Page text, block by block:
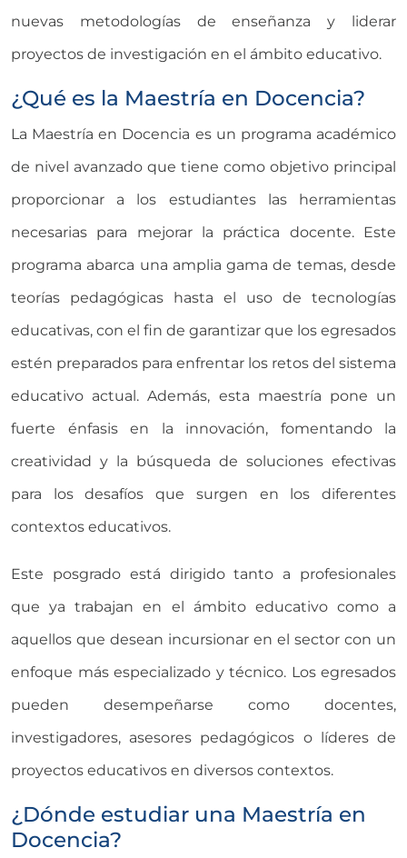
nuevas metodologías de enseñanza y liderar
proyectos de investigación en el ámbito educativo.
¿Qué es la Maestría en Docencia?
La Maestría en Docencia es un programa académico
de nivel avanzado que tiene como objetivo principal
proporcionar a los estudiantes las herramientas
necesarias para mejorar la práctica docente. Este
programa abarca una amplia gama de temas, desde
teorías pedagógicas hasta el uso de tecnologías
educativas, con el fin de garantizar que los egresados
estén preparados para enfrentar los retos del sistema
educativo actual. Además, esta maestría pone un
fuerte énfasis en la innovación, fomentando la
creatividad y la búsqueda de soluciones efectivas
para los desafíos que surgen en los diferentes
contextos educativos.
Este posgrado está dirigido tanto a profesionales
que ya trabajan en el ámbito educativo como a
aquellos que desean incursionar en el sector con un
enfoque más especializado y técnico. Los egresados
pueden desempeñarse como docentes,
investigadores, asesores pedagógicos o líderes de
proyectos educativos en diversos contextos.
¿Dónde estudiar una Maestría en
Docencia?